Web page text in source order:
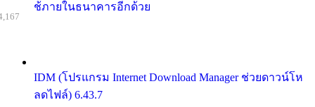
ช้ภายในธนาคารอีกด้วย
IDM (โปรแกรม Internet Download Manager ช่วยดาวน์โห
ลดไฟล์) 6.43.7